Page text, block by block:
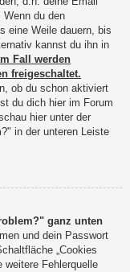
du den
eine Weile dauern, bis
kannst du ihn in
Fall werden
freigeschaltet.
ob du schon aktiviert
du dich hier im Forum
hier unter der
in der unteren Leiste
ganz unten
und dein Passwort
„Cookies
weitere Fehlerquelle